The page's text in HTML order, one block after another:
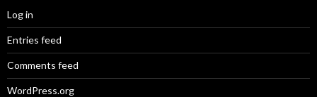
Log in
Entries feed
Comments feed
WordPress.org